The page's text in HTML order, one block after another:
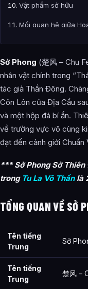
Vật phẩm sở hữu
Mối quan hệ giữa
Hình ảnh về Sở
Bài Viết Liên Quan
Câu Hỏi Thường Gặp
Sở Phong là ai?
Cảnh giới tu
Sở Phong xuất
Các mối quan hệ
Thông tin về Sở
Bài viết liên quan
Sở Phong (楚风 – Chu
nhân vật chính trong
tác giả Thần Đông.
Côn Lôn của Địa Cầu
và một hộp đá bí ẩn.
về trường vực vô cùng
đạt đến cảnh giới
*** Sở Phong Sở
trong Tu La Võ Thầnlà
TỔNG QUAN VỀ SỞ
Tên tiếng
Trung
Sở
Tên tiếng
Trung
楚风 –